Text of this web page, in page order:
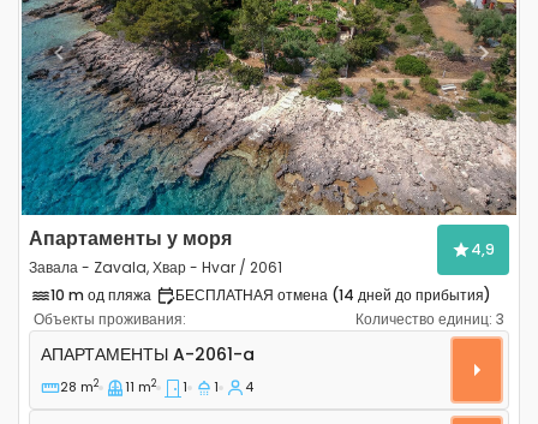
Previous Next
Апартаменты у моря
Завала - Zavala, Хвар - Hvar / 2061
4,9
10 m од пляжа
БЕСПЛАТНАЯ отмена (14 дней до прибытия)
Объекты проживания:
Количество единиц: 3
Однокомнатные апартаменты Завала - Zavala, Хвар -
АПАРТАМЕНТЫ A-2061-a
28 m2 11 m2 1 1 4